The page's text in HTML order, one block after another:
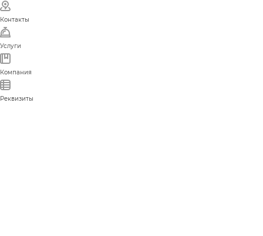
Контакты
Услуги
Компания
Реквизиты